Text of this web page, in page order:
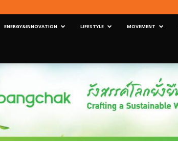
ENERGY&INNOVATION LIFESTYLE MOVEMENT
อกควันในเขตทางลดปัญหาฝุ่น PM2.5